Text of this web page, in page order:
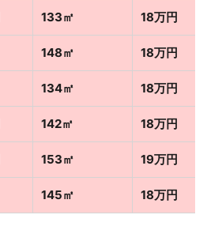
133㎡ 18万円
148㎡ 18万円
134㎡ 18万円
142㎡ 18万円
153㎡ 19万円
145㎡ 18万円